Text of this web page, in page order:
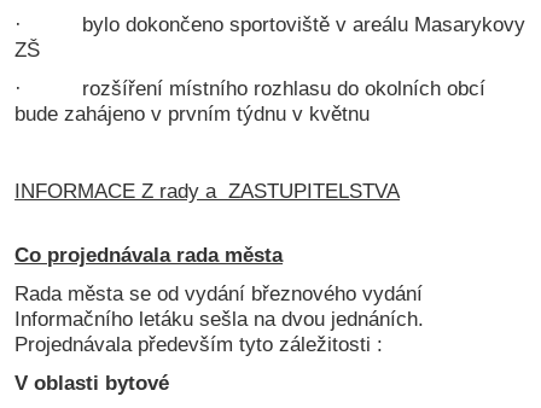
· bylo dokončeno sportoviště v areálu Masarykovy
ZŠ
· rozšíření místního rozhlasu do okolních obcí
bude zahájeno v prvním týdnu v květnu
INFORMACE Z rady a ZASTUPITELSTVA
Co projednávala rada města
Rada města se od vydání březnového vydání
Informačního letáku sešla na dvou jednáních.
Projednávala především tyto záležitosti :
V oblasti bytové